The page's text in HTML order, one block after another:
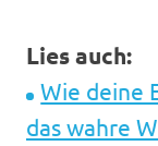
Lies auch:
Wie deine
das wahre